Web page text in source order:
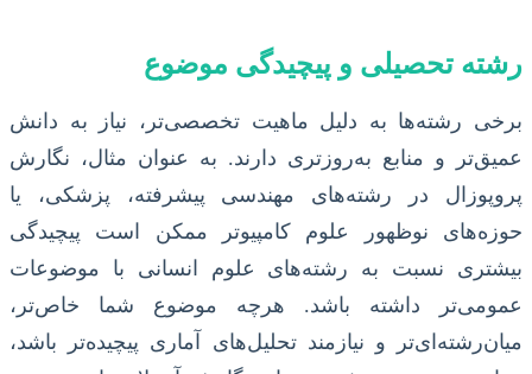
رشته تحصیلی و پیچیدگی موضوع
برخی رشته‌ها به دلیل ماهیت تخصصی‌تر، نیاز به دانش
عمیق‌تر و منابع به‌روزتری دارند. به عنوان مثال، نگارش
پروپوزال در رشته‌های مهندسی پیشرفته، پزشکی، یا
حوزه‌های نوظهور علوم کامپیوتر ممکن است پیچیدگی
بیشتری نسبت به رشته‌های علوم انسانی با موضوعات
عمومی‌تر داشته باشد. هرچه موضوع شما خاص‌تر،
میان‌رشته‌ای‌تر و نیازمند تحلیل‌های آماری پیچیده‌تر باشد،